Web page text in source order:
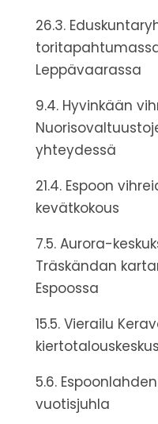
26.3.
Leppävaarassa
9.4. Hyvinkään
yhteydessä
21.4. Espoon
kevätkokous
7.5. Aurora-
Träskändan
Espoossa
15.5. Vierailu
5.6.
vuotisjuhla